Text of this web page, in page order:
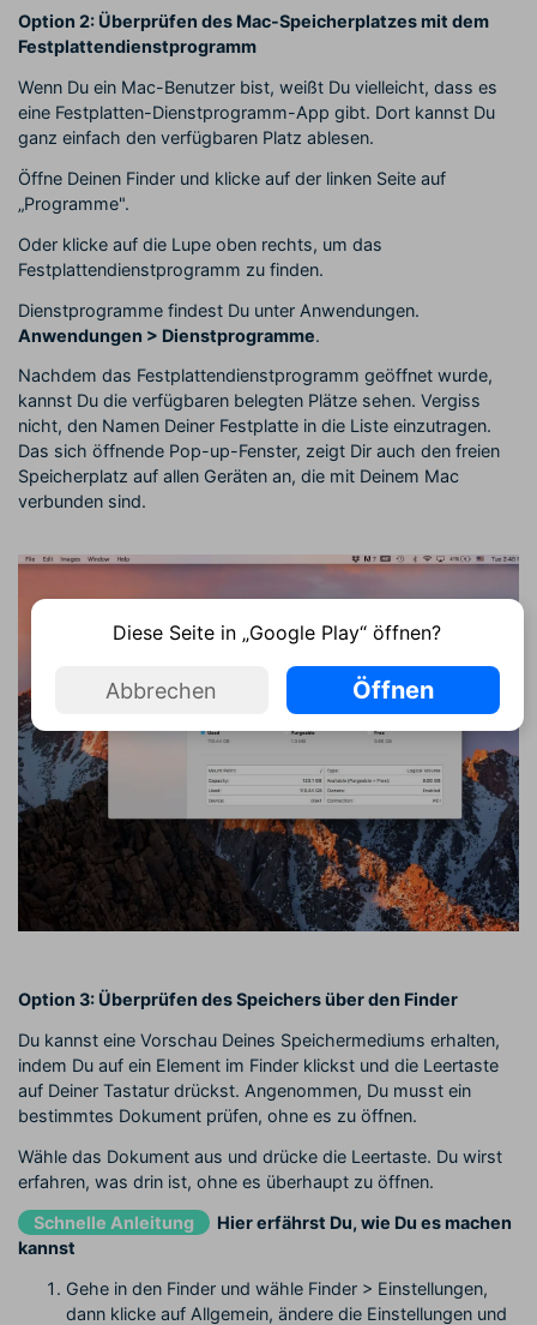
Option 2: Überprüfen des Mac-Speicherplatzes mit dem
Festplattendienstprogramm
Wenn Du ein Mac-Benutzer bist, weißt Du vielleicht, dass es
eine Festplatten-Dienstprogramm-App gibt. Dort kannst Du
ganz einfach den verfügbaren Platz ablesen.
Öffne Deinen Finder und klicke auf der linken Seite auf
„Programme".
Oder klicke auf die Lupe oben rechts, um das
Festplattendienstprogramm zu finden.
Dienstprogramme findest Du unter Anwendungen.
Anwendungen > Dienstprogramme.
Nachdem das Festplattendienstprogramm geöffnet wurde,
kannst Du die verfügbaren belegten Plätze sehen. Vergiss
nicht, den Namen Deiner Festplatte in die Liste einzutragen.
Das sich öffnende Pop-up-Fenster, zeigt Dir auch den freien
Speicherplatz auf allen Geräten an, die mit Deinem Mac
verbunden sind.
Option 3: Überprüfen des Speichers über den Finder
Du kannst eine Vorschau Deines Speichermediums erhalten,
indem Du auf ein Element im Finder klickst und die Leertaste
auf Deiner Tastatur drückst. Angenommen, Du musst ein
bestimmtes Dokument prüfen, ohne es zu öffnen.
Wähle das Dokument aus und drücke die Leertaste. Du wirst
erfahren, was drin ist, ohne es überhaupt zu öffnen.
Schnelle Anleitung
Hier erfährst Du, wie Du es machen
kannst
Gehe in den Finder und wähle Finder > Einstellungen,
dann klicke auf Allgemein, ändere die Einstellungen und
Diese Seite in „Google Play“ öffnen?
Abbrechen Öffnen